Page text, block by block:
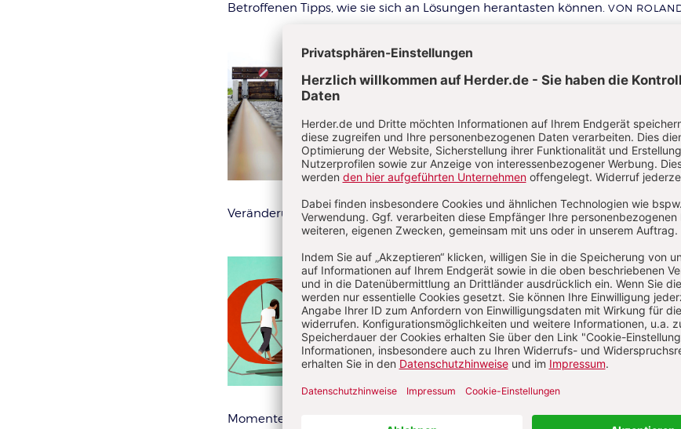
Betroffenen Tipps, wie sie sich an Lösungen herantasten können. VON
PLUS
Zusammenhalt fördern S. 14-18
:
Eine Krise ist keine Endstation
Die Kita „Regenbogenland“ ist dynamisch,
vielfältig. Das war nicht immer so.
Veränderungsprozess zusammengewachsen ist.VON SANDRA ZIMMERLING
PLUS
Ausgabe 8_2025: Teams
Zusammenhalt fördern S. 22-23
Psychische Gesundheit
:
Den Stresskreislauf
Achtsam mit sich und den eigenen
Überlastungen vorzubeugen, beginnt in
Momenten.